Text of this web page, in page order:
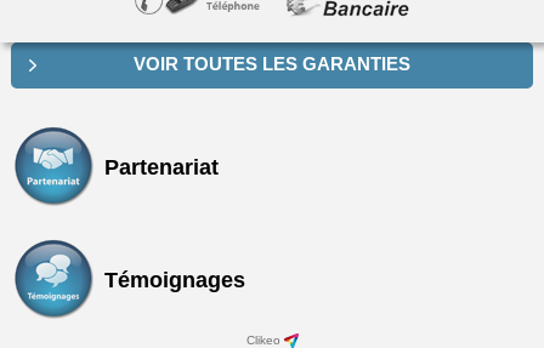
VOIR TOUTES LES GARANTIES
Partenariat
Témoignages
Clikeo